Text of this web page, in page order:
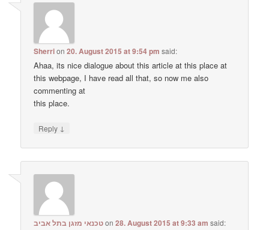
Sherrion20. August 2015 at 9:54 pm said:
Ahaa, its nice dialogue about this article at this place at
this webpage, I have read all that, so now me also
commenting at
this place.
Reply ↓
טכנאי מזגן בתל אביבon28. August 2015 at 9:33 am said: